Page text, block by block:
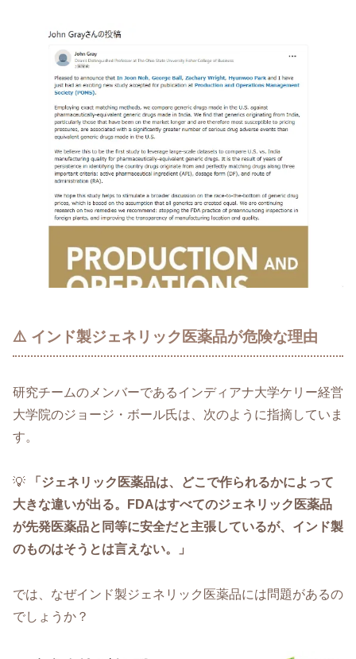
⚠️ インド製ジェネリック医薬品が危険な理由
研究チームのメンバーであるインディアナ大学ケリー経営
大学院のジョージ・ボール氏は、次のように指摘していま
す。
💡
「ジェネリック医薬品は、どこで作られるかによって
大きな違いが出る。FDAはすべてのジェネリック医薬品
が先発医薬品と同等に安全だと主張しているが、インド製
のものはそうとは言えない。」
では、なぜインド製ジェネリック医薬品には問題があるの
でしょうか？